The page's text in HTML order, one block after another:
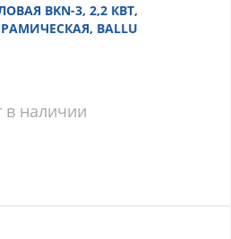
BKN-3, 2,2 КВТ,
BALLU
в наличии